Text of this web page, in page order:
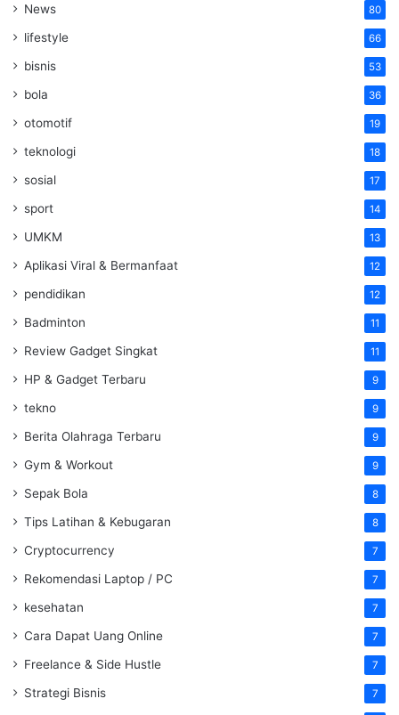
News 80
lifestyle 66
bisnis 53
bola 36
otomotif 19
teknologi 18
sosial 17
sport 14
UMKM 13
Aplikasi Viral & Bermanfaat 12
pendidikan 12
Badminton 11
Review Gadget Singkat 11
HP & Gadget Terbaru 9
tekno 9
Berita Olahraga Terbaru 9
Gym & Workout 9
Sepak Bola 8
Tips Latihan & Kebugaran 8
Cryptocurrency 7
Rekomendasi Laptop / PC 7
kesehatan 7
Cara Dapat Uang Online 7
Freelance & Side Hustle 7
Strategi Bisnis 7